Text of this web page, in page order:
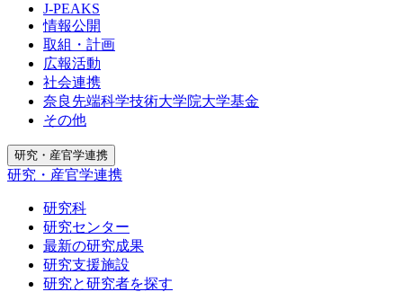
J-PEAKS
情報公開
取組・計画
広報活動
社会連携
奈良先端科学技術大学院大学基金
その他
研究・産官学連携
研究・産官学連携
研究科
研究センター
最新の研究成果
研究支援施設
研究と研究者を探す